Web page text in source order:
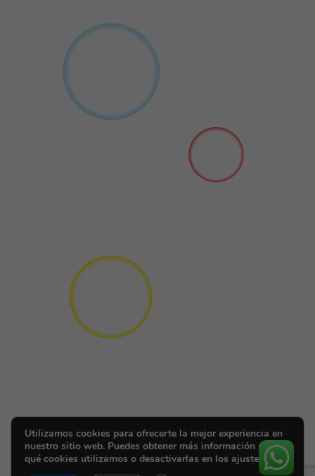
Utilizamos cookies para ofrecerte la mejor experiencia en
nuestro sitio web. Puedes obtener más información sobre
qué cookies utilizamos o desactivarlas en los ajustes.